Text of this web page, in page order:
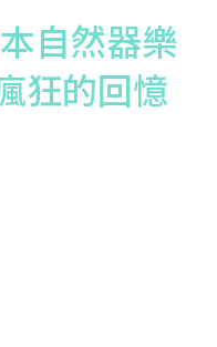
自然器樂
狂的回憶